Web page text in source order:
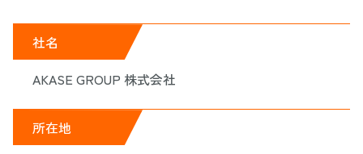
社名
AKASE GROUP 株式会社
所在地